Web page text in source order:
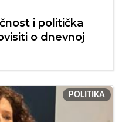
i politička
o dnevnoj
POLITIKA